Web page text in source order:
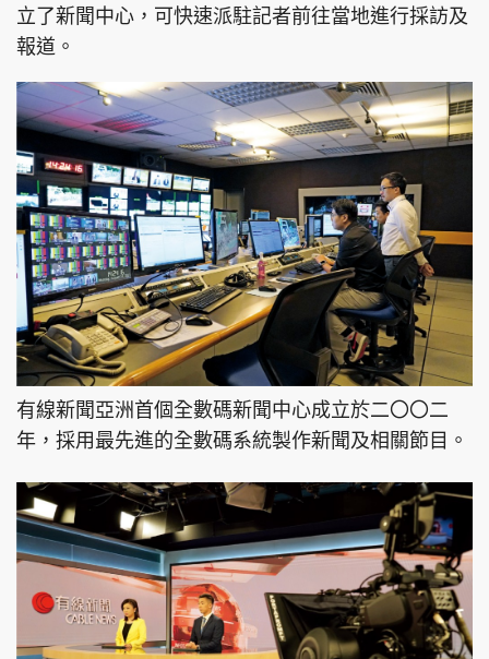
立了新聞中心，可快速派駐記者前往當地進行採訪及
報道。
有線新聞亞洲首個全數碼新聞中心成立於二〇〇二
年，採用最先進的全數碼系統製作新聞及相關節目。